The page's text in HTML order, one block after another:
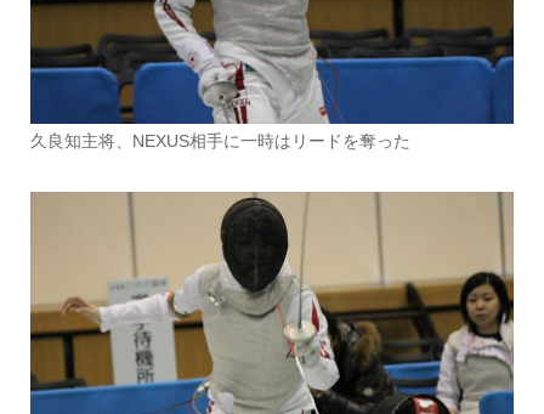
久良知主将、NEXUS相手に一時はリードを奪った